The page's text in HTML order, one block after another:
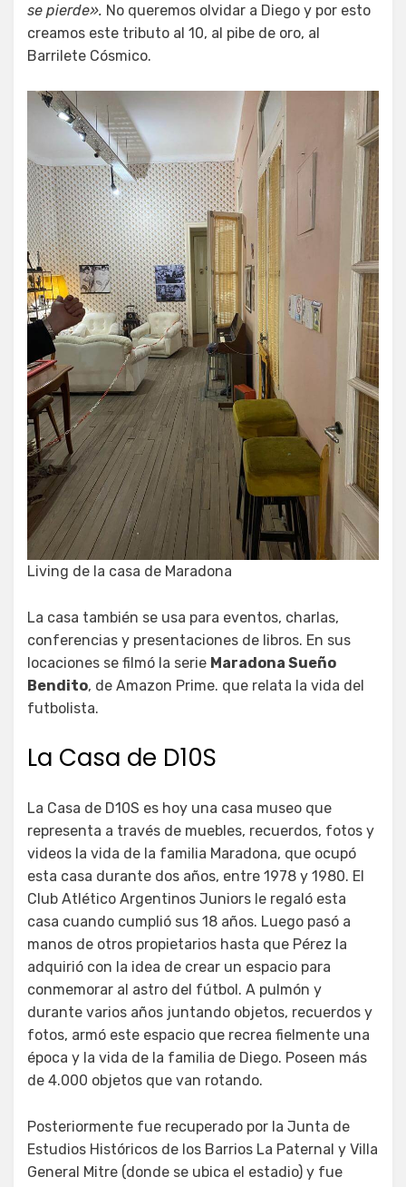
se pierde». No queremos olvidar a Diego y por esto
creamos este tributo al 10, al pibe de oro, al
Barrilete Cósmico.
Living de la casa de Maradona
La casa también se usa para eventos, charlas,
conferencias y presentaciones de libros. En sus
locaciones se filmó la serie Maradona Sueño
Bendito, de Amazon Prime. que relata la vida del
futbolista.
La Casa de D10S
La Casa de D10S es hoy una casa museo que
representa a través de muebles, recuerdos, fotos y
videos la vida de la familia Maradona, que ocupó
esta casa durante dos años, entre 1978 y 1980. El
Club Atlético Argentinos Juniors le regaló esta
casa cuando cumplió sus 18 años. Luego pasó a
manos de otros propietarios hasta que Pérez la
adquirió con la idea de crear un espacio para
conmemorar al astro del fútbol. A pulmón y
durante varios años juntando objetos, recuerdos y
fotos, armó este espacio que recrea fielmente una
época y la vida de la familia de Diego. Poseen más
de 4.000 objetos que van rotando.
Posteriormente fue recuperado por la Junta de
Estudios Históricos de los Barrios La Paternal y Villa
General Mitre (donde se ubica el estadio) y fue